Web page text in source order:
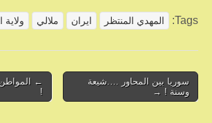
c
o
o
tt
ail
ar
Tags: المهدي المنتظر ايران ملالي ولاية
Post
navigation
←
!
سوريا بين المحاور ….شيعة
وسنة ! →